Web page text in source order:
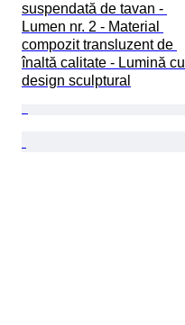
suspendată de tavan -
Lumen nr. 2 - Material
compozit transluzent de
înaltă calitate - Lumină cu
design sculptural